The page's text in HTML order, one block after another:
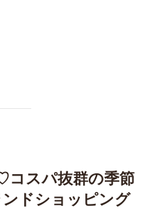
コスパ抜群の季節
ドショッピング